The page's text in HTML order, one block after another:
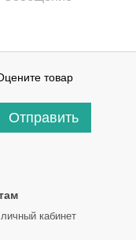
товар
Отправить
кабинет